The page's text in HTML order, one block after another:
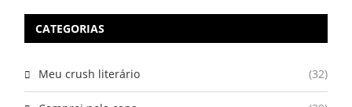
CATEGORIAS
Meu crush literário (32)